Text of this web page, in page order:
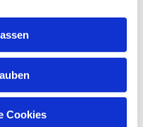
Cookies